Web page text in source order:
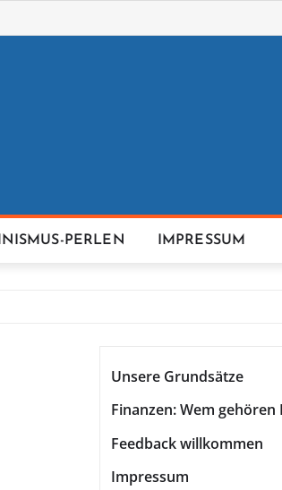
PERLEN IMPRESSUM
Unsere Grundsätze
Finanzen: Wem
Feedback willkommen
Impressum